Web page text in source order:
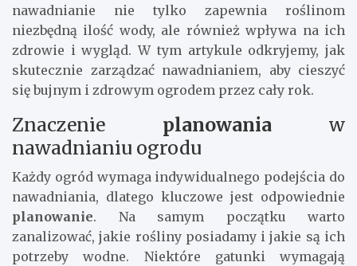
nawadnianie nie tylko zapewnia roślinom
niezbędną ilość wody, ale również wpływa na ich
zdrowie i wygląd. W tym artykule odkryjemy, jak
skutecznie zarządzać nawadnianiem, aby cieszyć
się bujnym i zdrowym ogrodem przez cały rok.
Znaczenie planowania w
nawadnianiu ogrodu
Każdy ogród wymaga indywidualnego podejścia do
nawadniania, dlatego kluczowe jest odpowiednie
planowanie. Na samym początku warto
zanalizować, jakie rośliny posiadamy i jakie są ich
potrzeby wodne. Niektóre gatunki wymagają